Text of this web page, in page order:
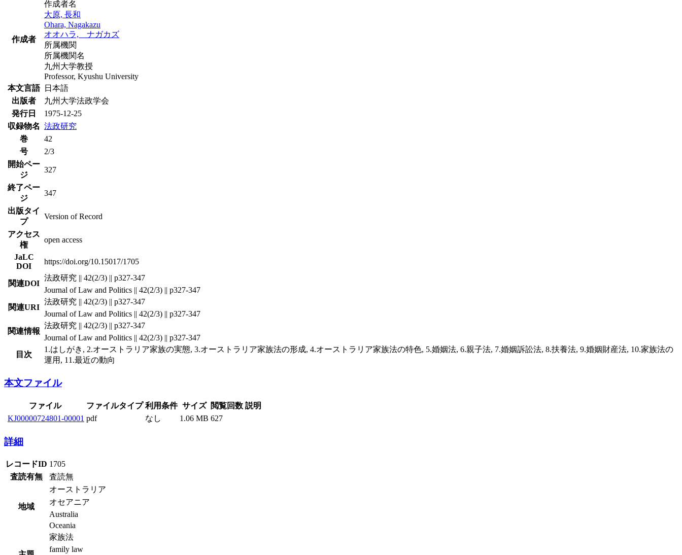
作成者
作成者名
大原, 長和
Ohara, Nagakazu
オオハラ, ナガカズ
所属機関
所属機関名
九州大学教授
Professor, Kyushu University
本文言語
日本語
出版者
九州大学法政学会
発行日
1975-12-25
収録物名 法政研究
巻
42
号
2/3
開始ペー
ジ
327
終了ペー
ジ
347
出版タイ
プ
Version of Record
アクセス
権
open access
JaLC
DOI
https://doi.org/10.15017/1705
関連DOI
法政研究 || 42(2/3) || p327-347
Journal of Law and Politics || 42(2/3) || p327-347
関連URI
法政研究 || 42(2/3) || p327-347
Journal of Law and Politics || 42(2/3) || p327-347
関連情報
法政研究 || 42(2/3) || p327-347
Journal of Law and Politics || 42(2/3) || p327-347
目次
1.はしがき, 2.オーストラリア家族の実態, 3.オーストラリア家族法の形成, 4.オーストラリア家族法の特色, 5.婚姻法, 6.親子法, 7.婚姻訴訟法, 8.扶養法, 9.婚姻財産法, 10.家族法の
運用, 11.最近の動向
本文ファイル
ファイル ファイルタイプ 利用条件 サイズ 閲覧回数 説明
KJ00000724801-00001 pdf なし 1.06 MB 627
詳細
レコードID 1705
査読有無
査読無
地域
オーストラリア
オセアニア
Australia
Oceania
家族法
family law